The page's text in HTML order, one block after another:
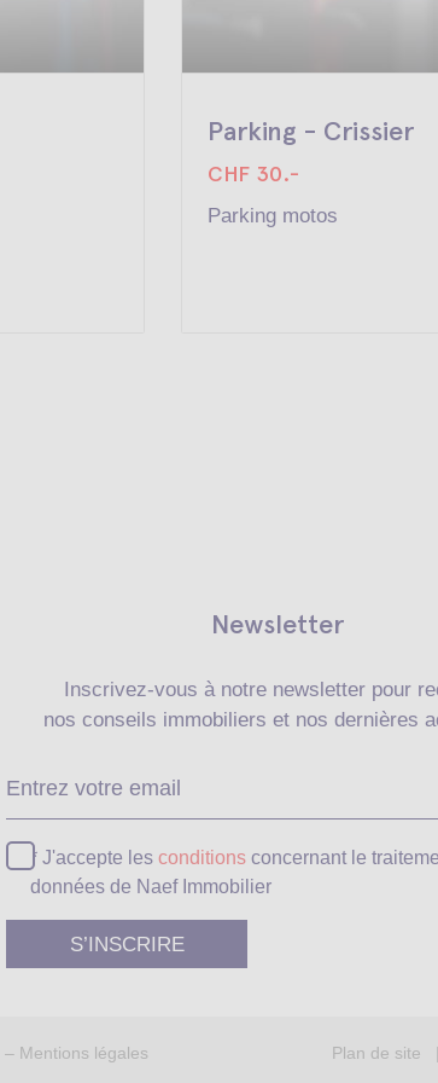
Parking - Crissier
CHF 30.-
Parking motos
Newsletter
Inscrivez-vous à notre newsletter pour
nos conseils immobiliers et nos dernières
* J'accepte les conditions concernant le
données de Naef Immobilier
– Mentions légales Plan de site